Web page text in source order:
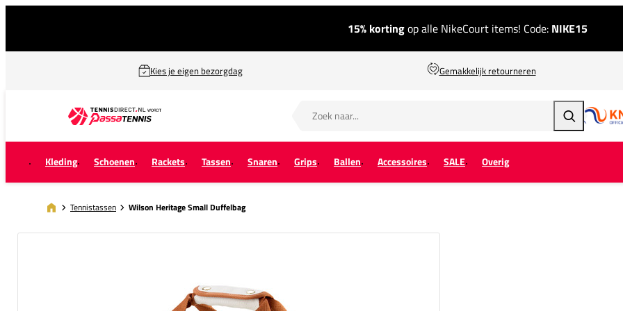
15% kortingop alle NikeCourt items! Code: NIKE15
Kies je eigen bezorgdag Gemakkelijk retourneren
Zoeken
Kleding Schoenen Rackets Tassen Snaren Grips Ballen Accessoires SALE Overig
Tennistassen Wilson Heritage Small Duffelbag